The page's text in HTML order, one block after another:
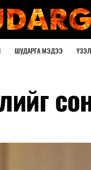
ШУДАРГА МЭДЭЭ